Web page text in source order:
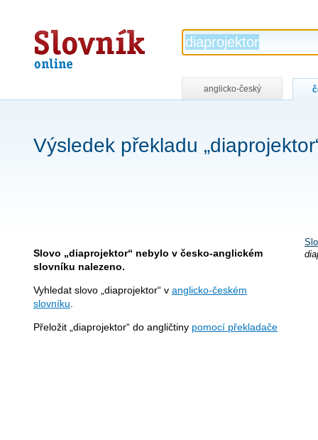
Slovník
online
anglicko-český
Výsledek překladu
Slovo „diaprojektor“ nebylo v česko-anglickém
slovníku nalezeno.
Vyhledat slovo „diaprojektor“ v anglicko-českém
slovníku
Přeložit „diaprojektor“ do angličtiny pomocí překladače